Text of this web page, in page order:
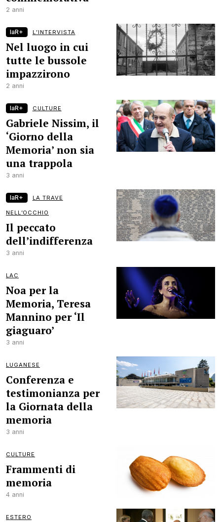
2 anni
laR+ L’INTERVISTA
Nel luogo in cui
tutte le bussole
impazzirono
2 anni
laR+ CULTURE
Gabriele Nissim, il
‘Giorno della
Memoria’ non sia
una trappola
3 anni
laR+ LA TRAVE
NELL’OCCHIO
Il peccato
dell’indifferenza
3 anni
LAC
Noa per la
Memoria, Teresa
Mannino per ‘Il
giaguaro’
3 anni
LUGANESE
Conferenza e
testimonianza per
la Giornata della
memoria
3 anni
CULTURE
Frammenti di
memoria
4 anni
ESTERO